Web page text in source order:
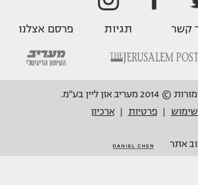
קשר תגיות פרסם אצלנו
און ליין בע"מ.
פרטיות ארכיון
אתר